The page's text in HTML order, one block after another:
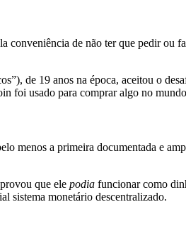
conveniência de não ter que pedir ou
de 19 anos na época, aceitou o
foi usado para comprar algo no
menos a primeira documentada e
que ele podia funcionar como
sistema monetário descentralizado.